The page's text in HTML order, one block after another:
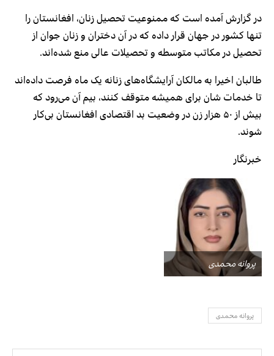
در گزارش آمده است که ممنوعیت تحصیل زنان، افغانستان را
تنها کشور در جهان قرار داده که در آن دختران و زنان جوان از
تحصیل در مکاتب متوسطه و تحصیلات عالی منع شده‌اند.
طالبان اخیرا به مالکان آرایشگاه‌های زنانه یک ماه فرصت داده‌اند
تا خدمات شان برای همیشه متوقف کنند، بیم آن می‌رود که
بیش از ۵۰ هزار زن در وضعیت بد اقتصادی افغانستان بی‌کار
شوند.
خبرنگار
پروانه محمدی
پروانه محمدی